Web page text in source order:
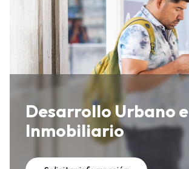
Desarrollo Urbano e
Inmobiliario